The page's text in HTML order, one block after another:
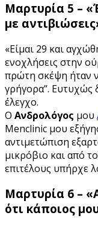
Μαρτυρία 5 –
με
«Είμαι 29 και
ενοχλήσεις στην
πρώτη σκέψη ήταν
γρήγορα”. Ευτυχώς
έλεγχο.
Ο Ανδρολόγος μου
Menclinic μου
αντιμετώπιση
μικρόβιο και από
επιτέλους υπήρχε
Μαρτυρία 6 –
ότι κάποιος